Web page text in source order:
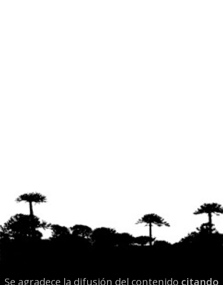
Se agradece la difusión del contenido citando